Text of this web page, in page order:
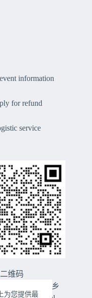
为您提供最
information
for refund
service
维码
99号公路美丽乡